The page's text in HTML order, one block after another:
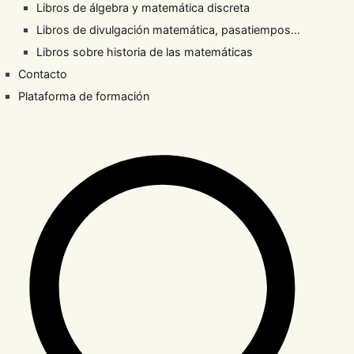
Libros de álgebra y matemática discreta
Libros de divulgación matemática, pasatiempos…
Libros sobre historia de las matemáticas
Contacto
Plataforma de formación